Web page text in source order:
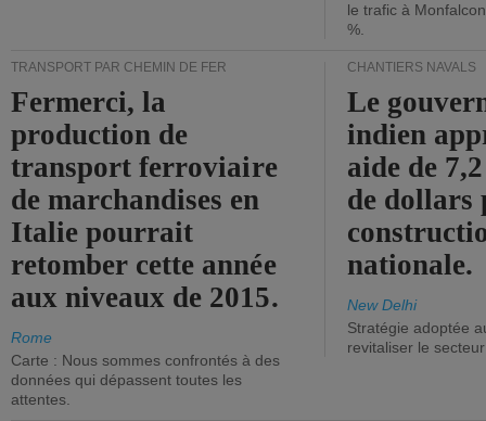
le trafic à
%.
TRANSPORT PAR CHEMIN DE FER
Fermerci, la
production de
transport ferroviaire
de marchandises en
Italie pourrait
retomber cette année
aux niveaux de 2015.
Rome
Carte : Nous sommes confrontés à des
données qui dépassent toutes les
attentes.
CHANTIERS NAVALS
Le
indien
aide de
de dollars
nationale.
New Delhi
Stratégie adoptée
revitaliser le secteur